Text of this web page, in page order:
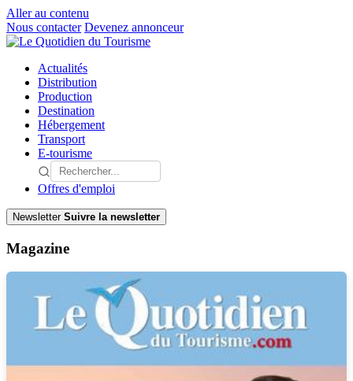
Aller au contenu
Nous contacter Devenez annonceur
Actualités
Distribution
Production
Destination
Hébergement
Transport
E-tourisme
Offres d'emploi
Newsletter Suivre la newsletter
Magazine